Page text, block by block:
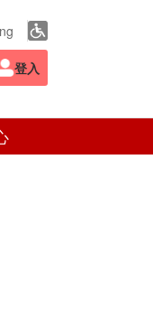
登入